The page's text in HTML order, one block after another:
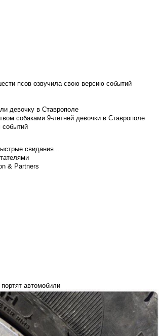
псов озвучила свою версию событий
девочку в Ставрополе
собаками 9-летней девочки в Ставрополе
событий
свидания...
& Partners
автомобили